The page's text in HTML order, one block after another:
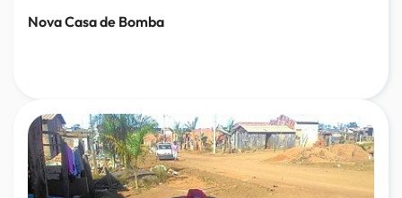
Nova Casa de Bomba